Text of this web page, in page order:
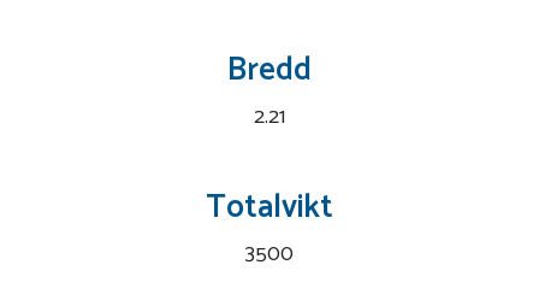
Bredd
2.21
Totalvikt
3500